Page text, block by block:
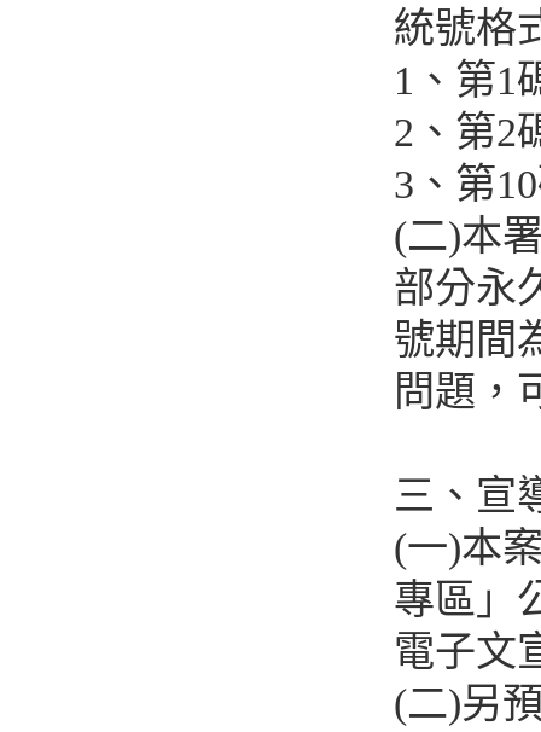
統號格
1、第1
2、第2
3、第
(二)本
部分永
號期間
問題，
三、宣
(一)本
專區」
電子文
(二)另